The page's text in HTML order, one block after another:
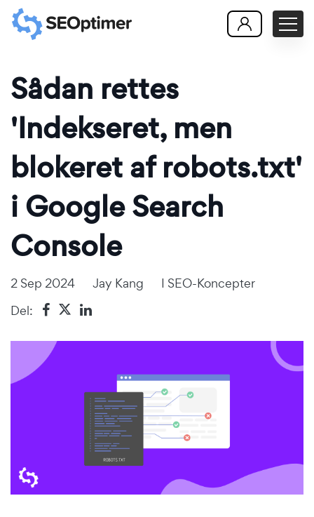
Sådan rettes
'Indekseret, men
blokeret af robots.txt'
i Google Search
Console
2 Sep 2024 Jay Kang I SEO-Koncepter
Del: